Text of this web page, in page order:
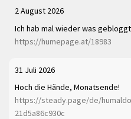
2 August 2026
Ich hab mal wieder was
https://humepage.at/18983
31 Juli 2026
Hoch die Hände, Monatsende!
https://steady.page/de/
21d5a86c930c